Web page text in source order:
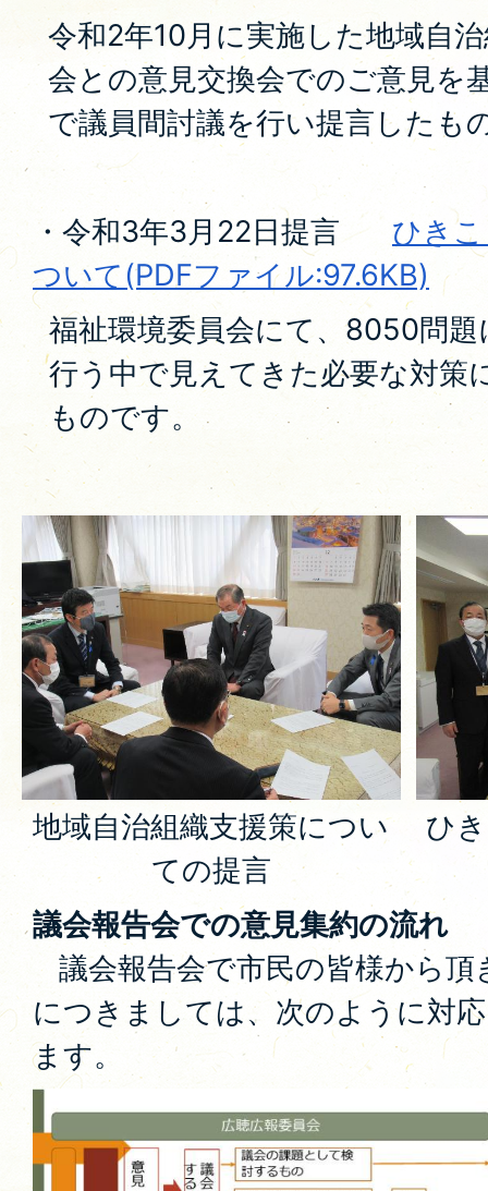
令和2年10月に実施した地域自
会との意見交換会でのご意見を
で議員間討議を行い提言したも
・令和3年3月22日提言 ひき
ついて(PDFファイル:97.6KB)
福祉環境委員会にて、8050問
行う中で見えてきた必要な対策
ものです。
地域自治組織支援策につい
ての提言
ひ
議会報告会での意見集約の流れ
議会報告会で市民の皆様から頂
につきましては、次のように対
ます。